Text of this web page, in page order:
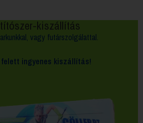
kiszállítás
vagy futárszolgálattal.
felett ingyenes kiszállítás!